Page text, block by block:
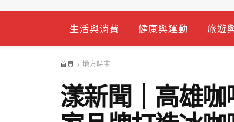
生活與消費 健康與運動 旅遊
首頁 地方時事
漾新聞｜高雄